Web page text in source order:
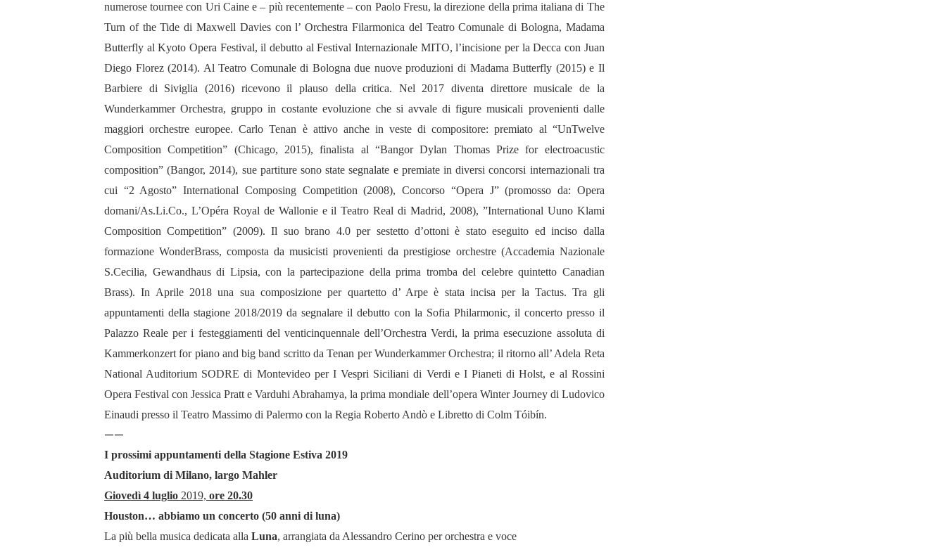
numerose tournee con Uri Caine e – più recentemente – con Paolo Fresu, la direzione della prima italiana di The
Turn of the Tide di Maxwell Davies con l’ Orchestra Filarmonica del Teatro Comunale di Bologna, Madama
Butterfly al Kyoto Opera Festival, il debutto al Festival Internazionale MITO, l’incisione per la Decca con Juan
Diego Florez (2014). Al Teatro Comunale di Bologna due nuove produzioni di Madama Butterfly (2015) e Il
Barbiere di Siviglia (2016) ricevono il plauso della critica. Nel 2017 diventa direttore musicale de la
Wunderkammer Orchestra, gruppo in costante evoluzione che si avvale di figure musicali provenienti dalle
maggiori orchestre europee. Carlo Tenan è attivo anche in veste di compositore: premiato al “UnTwelve
Composition Competition” (Chicago, 2015), finalista al “Bangor Dylan Thomas Prize for electroacustic
composition” (Bangor, 2014), sue partiture sono state segnalate e premiate in diversi concorsi internazionali tra
cui “2 Agosto” International Composing Competition (2008), Concorso “Opera J” (promosso da: Opera
domani/As.Li.Co., L’Opéra Royal de Wallonie e il Teatro Real di Madrid, 2008), ”International Uuno Klami
Composition Competition” (2009). Il suo brano 4.0 per sestetto d’ottoni è stato eseguito ed inciso dalla
formazione WonderBrass, composta da musicisti provenienti da prestigiose orchestre (Accademia Nazionale
S.Cecilia, Gewandhaus di Lipsia, con la partecipazione della prima tromba del celebre quintetto Canadian
Brass). In Aprile 2018 una sua composizione per quartetto d’ Arpe è stata incisa per la Tactus. Tra gli
appuntamenti della stagione 2018/2019 da segnalare il debutto con la Sofia Philarmonic, il concerto presso il
Palazzo Reale per i festeggiamenti del venticinquennale dell’Orchestra Verdi, la prima esecuzione assoluta di
Kammerkonzert for piano and big band scritto da Tenan per Wunderkammer Orchestra; il ritorno all’ Adela Reta
National Auditorium SODRE di Montevideo per I Vespri Siciliani di Verdi e I Pianeti di Holst, e al Rossini
Opera Festival con Jessica Pratt e Varduhi Abrahamya, la prima mondiale dell’opera Winter Journey di Ludovico
Einaudi presso il Teatro Massimo di Palermo con la Regia Roberto Andò e Libretto di Colm Tóibín.
——
I prossimi appuntamenti della Stagione Estiva 2019
Auditorium di Milano, largo Mahler
Giovedì 4 luglio 2019, ore 20.30
Houston… abbiamo un concerto (50 anni di luna)
La più bella musica dedicata alla Luna, arrangiata da Alessandro Cerino per orchestra e voce